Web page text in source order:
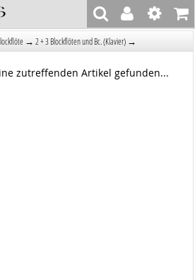
→ 2 + 3 Blockflöten und Bc. (Klavier) →
zutreffenden Artikel gefunden...